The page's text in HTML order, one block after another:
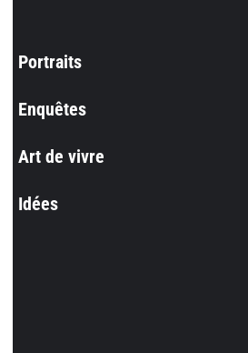
Portraits
Enquêtes
Art de vivre
Idées